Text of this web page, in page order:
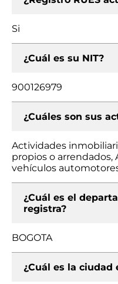
Si
¿Cuál es su NIT?
900126979
¿Cuáles son sus
Actividades
propios o
vehículos
¿Cuál es el
registra?
BOGOTA
¿Cuál es la ciudad